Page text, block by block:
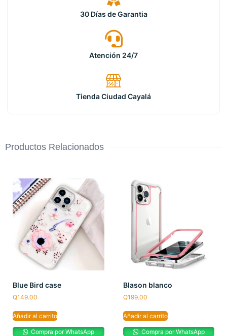
30 Días de Garantia
Atención 24/7
Tienda Ciudad Cayalá
Productos Relacionados
Blue Bird case
Q149.00
Añadir al carrito
Compra por WhatsApp
Blason blanco
Q199.00
Añadir al carrito
Compra por WhatsApp